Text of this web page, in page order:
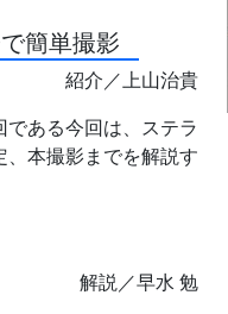
簡単撮影
紹介／上山治貴
ある今回は、ステラ
本撮影までを解説す
解説／早水 勉